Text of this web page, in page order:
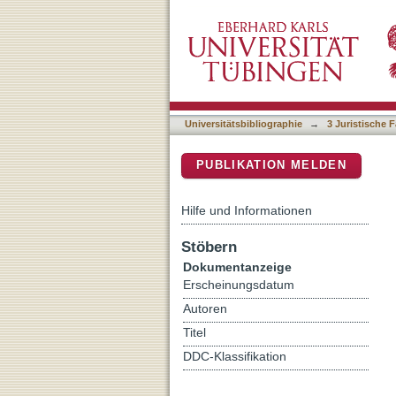
Universitätsbibliographie → 3 Juristische
PUBLIKATION MELDEN
Hilfe und Informationen
Stöbern
Dokumentanzeige
Erscheinungsdatum
Autoren
Titel
DDC-Klassifikation